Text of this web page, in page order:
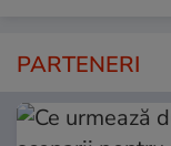
PARTENERI